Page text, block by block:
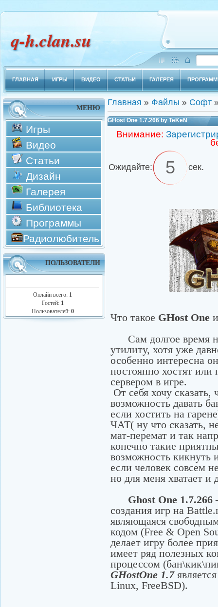
q-h.clan.su
ГЛАВНАЯ ИГРЫ ВИДЕО СТАТЬИ ГАЛЕРЕЯ
МЕНЮ
Игры
Видео
Статьи
Дизайн
Галерея
Библиотека
Программы
Радиолюбитель
ПОЛЬЗОВАТЕЛИ
Онлайн всего: 1
Гостей: 1
Пользователей: 0
Главная » Файлы » Софт
GHost One 1.7.266 by TeKeN
Внимание:
Ожидайте: 4 сек.
Что такое GHost One
Сам долгое время
утилиту, хотя уже
особенно интересна
постоянно хостят или
сервером в игре.
От себя хочу сказать,
возможность давать
если хостить на
ЧАТ( ну что сказать,
мат-перемат и так
конечно такие
возможность кикнуть
если человек совсем
но для меня хватает и
Ghost One 1.7.266
создания игр на
являющаяся
кодом (Free & Open
делает игру более
имеет ряд полезных
процессом
GHostOne 1.7
Linux, FreeBSD).